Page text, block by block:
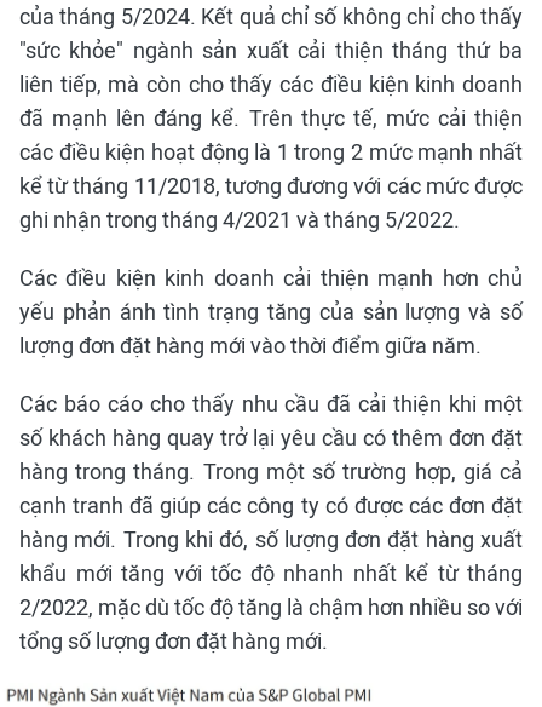
của tháng 5/2024. Kết quả chỉ số không chỉ cho thấy
"sức khỏe" ngành sản xuất cải thiện tháng thứ ba
liên tiếp, mà còn cho thấy các điều kiện kinh doanh
đã mạnh lên đáng kể. Trên thực tế, mức cải thiện
các điều kiện hoạt động là 1 trong 2 mức mạnh nhất
kể từ tháng 11/2018, tương đương với các mức được
ghi nhận trong tháng 4/2021 và tháng 5/2022.
Các điều kiện kinh doanh cải thiện mạnh hơn chủ
yếu phản ánh tình trạng tăng của sản lượng và số
lượng đơn đặt hàng mới vào thời điểm giữa năm.
Các báo cáo cho thấy nhu cầu đã cải thiện khi một
số khách hàng quay trở lại yêu cầu có thêm đơn đặt
hàng trong tháng. Trong một số trường hợp, giá cả
cạnh tranh đã giúp các công ty có được các đơn đặt
hàng mới. Trong khi đó, số lượng đơn đặt hàng xuất
khẩu mới tăng với tốc độ nhanh nhất kể từ tháng
2/2022, mặc dù tốc độ tăng là chậm hơn nhiều so với
tổng số lượng đơn đặt hàng mới.